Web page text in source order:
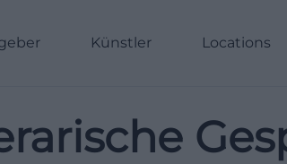
Künstler Locations